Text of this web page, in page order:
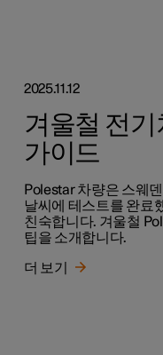
2025.11.12
겨울철 전기
가이드
Polestar 차량은 스웨
날씨에 테스트를 완료
친숙합니다. 겨울철
팁을 소개합니다.
더 보기